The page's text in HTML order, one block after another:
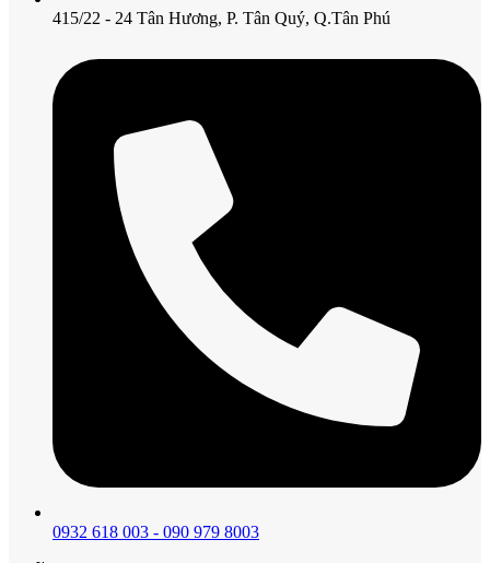
415/22 - 24 Tân Hương, P. Tân Quý, Q.Tân Phú
0932 618 003 - 090 979 8003